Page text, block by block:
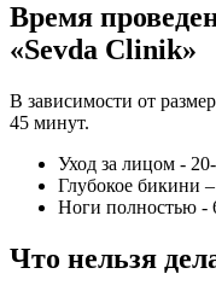
Время
«Sevda Clinik»
В зависимости от
45 минут.
Уход за лицом -
Глубокое бикини
Ноги полностью -
Что нельзя